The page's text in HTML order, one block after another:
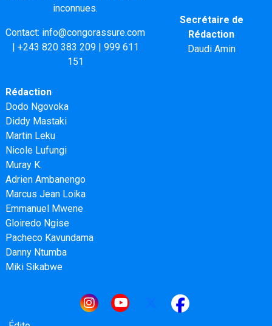
inconnues.
Contact: info@congorassure.com
| +243 820 383 209| 999 611
151
Secrétaire de
Rédaction
Daudi Amin
Rédaction
Dodo Ngovoka
Diddy Mastaki
Martin Leku
Nicole Lufungi
Muray K.
Adrien Ambanengo
Marcus Jean Loika
Emmanuel Mwene
Gloiredo Ngise
Pacheco Kavundama
Danny Ntumba
Miki Sikabwe
Navigation principale